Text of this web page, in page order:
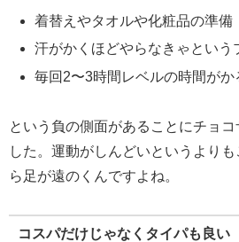
着替えやタオルや化粧品の準備
汗がかくほどやらなきゃという
毎回2〜3時間レベルの時間がか
という負の側面があることにチョ
した。運動がしんどいというより
ら足が遠のくんですよね。
コスパだけじゃなくタイパも良い